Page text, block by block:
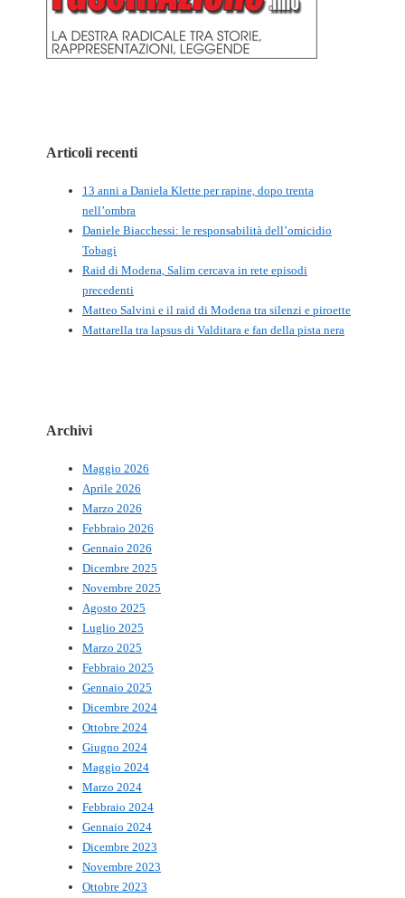
Articoli recenti
13 anni a Daniela Klette per rapine, dopo trenta
nell’ombra
Daniele Biacchessi: le responsabilità dell’omicidio
Tobagi
Raid di Modena, Salim cercava in rete episodi
precedenti
Matteo Salvini e il raid di Modena tra silenzi e piroette
Mattarella tra lapsus di Valditara e fan della pista nera
Archivi
Maggio 2026
Aprile 2026
Marzo 2026
Febbraio 2026
Gennaio 2026
Dicembre 2025
Novembre 2025
Agosto 2025
Luglio 2025
Marzo 2025
Febbraio 2025
Gennaio 2025
Dicembre 2024
Ottobre 2024
Giugno 2024
Maggio 2024
Marzo 2024
Febbraio 2024
Gennaio 2024
Dicembre 2023
Novembre 2023
Ottobre 2023